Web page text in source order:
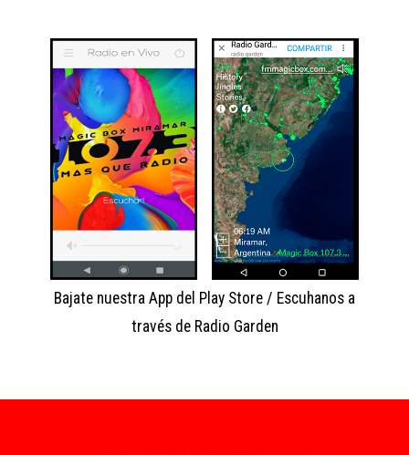
Bajate nuestra App del Play Store / Escuhanos a
través de Radio Garden